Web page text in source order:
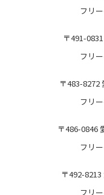
フリ
〒491-
フリ
〒483-8272
フリ
〒486-0846
フリ
〒492-
フリ